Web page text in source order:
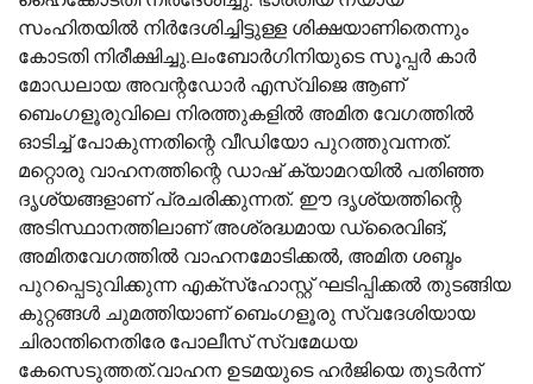
സംഹിതയിൽ നിർദേശിച്ചിട്ടുള്ള ശിക്ഷയാണിതെന്നും
കോടതി നിരീക്ഷിച്ചു.ലംബോർഗിനിയുടെ സൂപ്പർ കാർ
മോഡലായ അവന്റഡോർ എസ്‌വിജെ ആണ്
ബെംഗളൂരുവിലെ നിരത്തുകളിൽ അമിത വേഗത്തിൽ
ഓടിച്ച് പോകുന്നതിന്റെ വീഡിയോ പുറത്തുവന്നത്.
മറ്റൊരു വാഹനത്തിന്റെ ഡാഷ് ക്യാമറയിൽ പതിഞ്ഞ
ദൃശ്യങ്ങളാണ് പ്രചരിക്കുന്നത്. ഈ ദൃശ്യത്തിന്റെ
അടിസ്ഥാനത്തിലാണ് അശ്രദ്ധമായ ഡ്രൈവിങ്,
അമിതവേഗത്തിൽ വാഹനമോടിക്കൽ, അമിത ശബ്ദം
പുറപ്പെടുവിക്കുന്ന എക്‌സ്‌ഹോസ്റ്റ് ഘടിപ്പിക്കൽ തുടങ്ങിയ
കുറ്റങ്ങൾ ചുമത്തിയാണ് ബെംഗളൂരു സ്വദേശിയായ
ചിരാന്തിനെതിരേ പോലീസ് സ്വമേധയ
കേസെടുത്തത്.വാഹന ഉടമയുടെ ഹർജിയെ തുടർന്ന്